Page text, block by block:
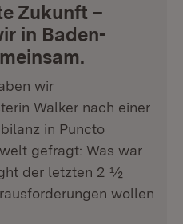
Zukunft –
in Baden-
in neuem Fenster)
wir
Walker nach einer
in Puncto
gefragt: Was war
der letzten 2 ½
wollen